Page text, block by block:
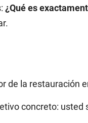
¿Qué es
de la restauración
concreto: